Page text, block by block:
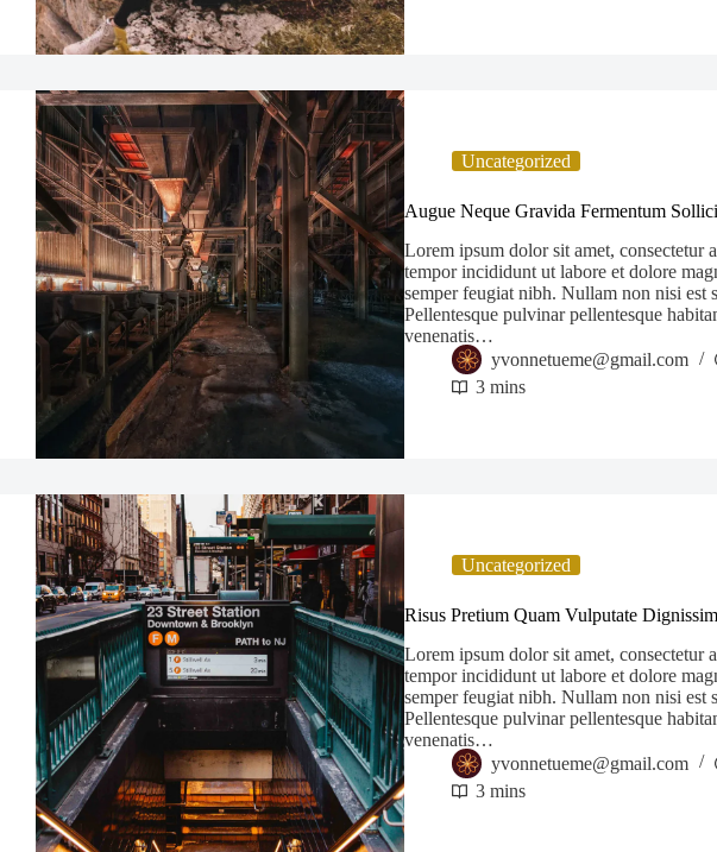
Uncategorized
Augue Neque Gravida Fermentum
Lorem ipsum dolor sit amet, consectetur
tempor incididunt ut labore et dolore
semper feugiat nibh. Nullam non nisi est
Pellentesque pulvinar pellentesque
venenatis…
yvonnetueme@gmail.com
3 mins
Uncategorized
Risus Pretium Quam Vulputate
Lorem ipsum dolor sit amet, consectetur
tempor incididunt ut labore et dolore
semper feugiat nibh. Nullam non nisi est
Pellentesque pulvinar pellentesque
venenatis…
yvonnetueme@gmail.com
3 mins